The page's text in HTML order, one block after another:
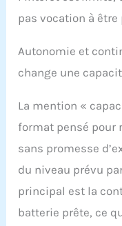
pas vocation à être
Autonomie et
change une
La mention «
format pensé pour
sans promesse
du niveau prévu
principal est la
batterie prête, ce